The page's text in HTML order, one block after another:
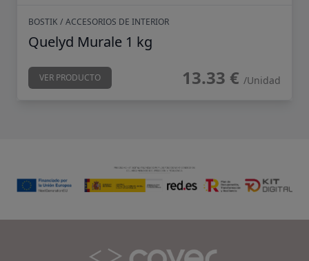
BOSTIK / ACCESORIOS DE INTERIOR
Quelyd Murale 1 kg
VER PRODUCTO 13.33 € /Unidad